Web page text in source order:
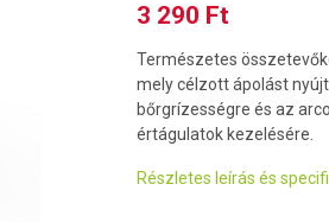
3 290 Ft
Természetes
mely célzott ápolást
bőrgrízességre és az
értágulatok kezelésére.
Részletes leírás és